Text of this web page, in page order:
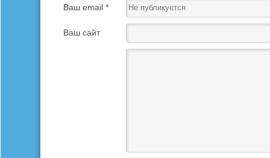
Ваш email *
Ваш сайт